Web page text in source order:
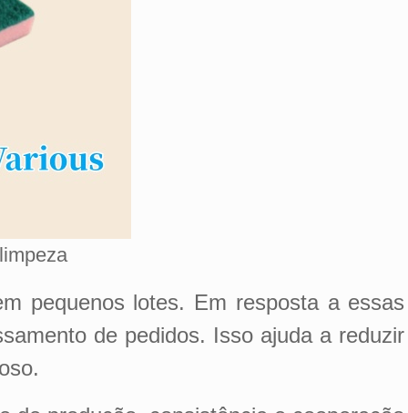
pequenos lotes. Em resposta a essas
de pedidos. Isso ajuda a reduzir